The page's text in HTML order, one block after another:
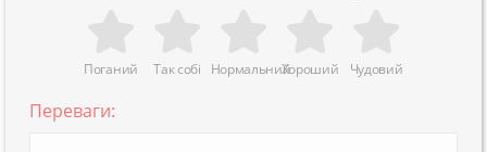
Поганий Так собі НормальнийХороший Чудовий
Переваги: